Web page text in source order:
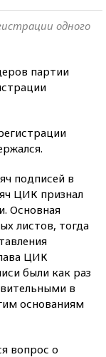
одного
партии
подписей в
ЦИК признал
Основная
листов, тогда
ЦИК
были как раз
в
основаниям
вопрос о